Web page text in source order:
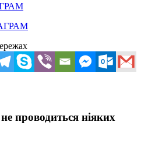
проводиться ніяких